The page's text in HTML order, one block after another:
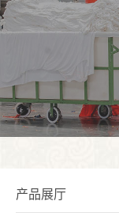
产品展厅